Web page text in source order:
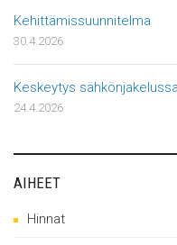
Kehittämissuunnitelma
30.4.2026
Keskeytys
24.4.2026
AIHEET
Hinnat